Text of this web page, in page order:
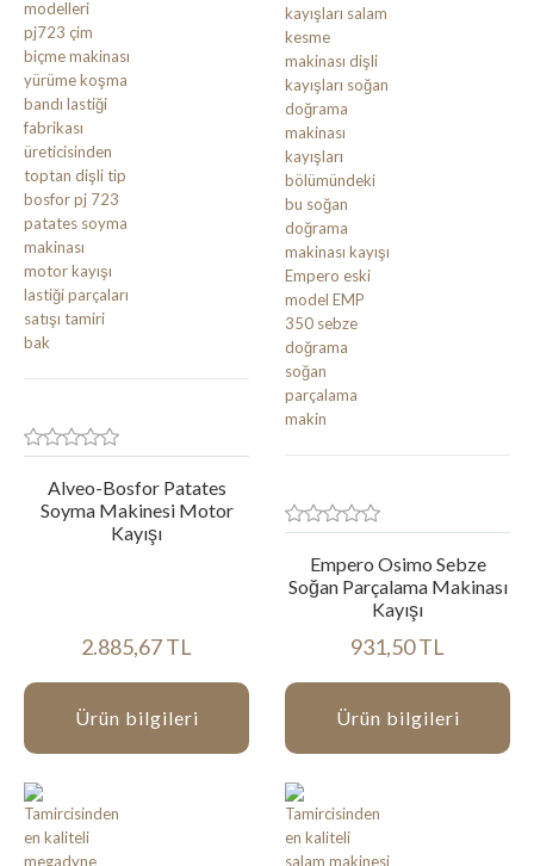
Alveo-Bosfor Patates
Soyma Makinesi Motor
Kayışı
2.885,67 TL
Ürün bilgileri
Empero Osimo Sebze
Soğan Parçalama Makinası
Kayışı
931,50 TL
Ürün bilgileri